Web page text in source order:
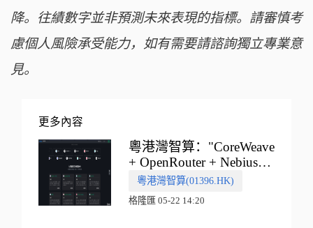
降。往績數字並非預測未來表現的指標。請審慎考
慮個人風險承受能力，如有需要請諮詢獨立專業意
見。
更多內容
粵港灣智算："CoreWeave
+ OpenRouter + Nebius"
多向融合的中國智算新範
式
粵港灣智算(01396.HK)
格隆匯 05-22 14:20